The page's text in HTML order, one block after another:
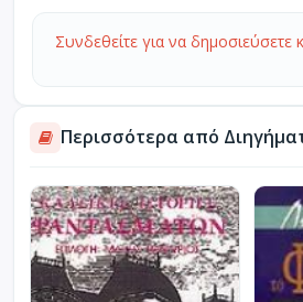
Συνδεθείτε για να δημοσιεύσετε
Περισσότερα από